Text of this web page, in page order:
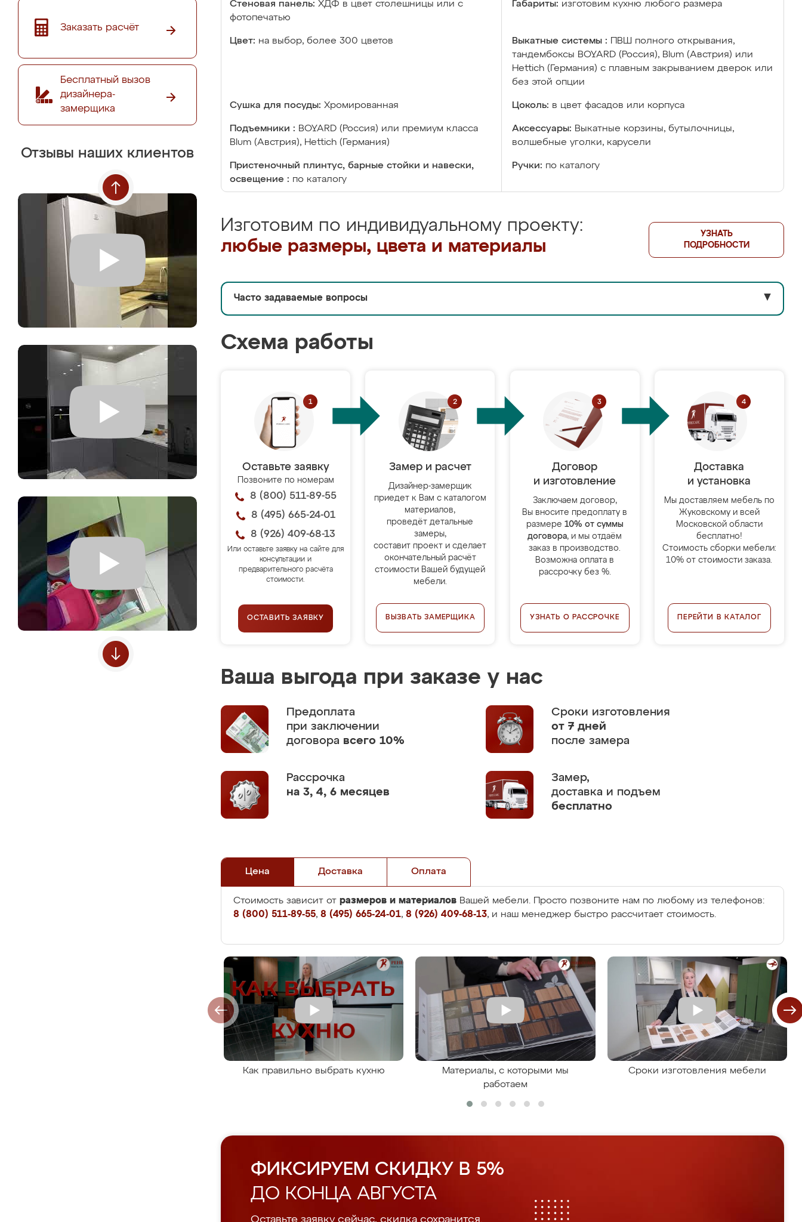
Заказать расчёт
Бесплатный вызов
дизайнера-
замерщика
Отзывы наших клиентов
Стеновая панель: ХДФ в цвет столешницы или с
фотопечатью
Габариты: изготовим кухню любого размера
Цвет: на выбор, более 300 цветов Выкатные системы :
ПВШ полного открывания,
тандембоксы BOYARD (Россия), Blum (Австрия) или
Hettich (Германия) с плавным закрыванием дверок или
без этой опции
Сушка для посуды: Хромированная Цоколь: в цвет фасадов или корпуса
Подъемники : BOYARD (Россия) или премиум класса
Blum (Австрия), Hettich (Германия)
Аксессуары: Выкатные корзины, бутылочницы,
волшебные уголки, карусели
Пристеночный плинтус, барные стойки и навески,
освещение : по каталогу
Ручки: по каталогу
Изготовим по индивидуальному проекту:
любые размеры, цвета и материалы
УЗНАТЬ
ПОДРОБНОСТИ
Часто задаваемые вопросы ▼
Схема работы
Оставьте заявку
Позвоните по номерам
8 (800) 511-89-55
8 (495) 665-24-01
8 (926) 409-68-13
Или оставьте заявку на сайте для
консультации и
предварительного расчёта
стоимости.
ОСТАВИТЬ ЗАЯВКУ
Замер и расчет
Дизайнер-замерщик
приедет к Вам с каталогом
материалов,
проведёт детальные
замеры,
составит проект и сделает
окончательный расчёт
стоимости Вашей будущей
мебели.
ВЫЗВАТЬ ЗАМЕРЩИКА
Договор
и изготовление
Заключаем договор,
Вы вносите предоплату в
размере 10% от суммы
договора, и мы отдаём
заказ в производство.
Возможна оплата в
рассрочку без %.
УЗНАТЬ О РАССРОЧКЕ
Доставка
и установка
Мы доставляем мебель по
Жуковскому и всей
Московской области
бесплатно!
Стоимость сборки мебели:
10% от стоимости заказа.
ПЕРЕЙТИ В КАТАЛОГ
Ваша выгода при заказе у нас
Предоплата
при заключении
договора всего 10%
Сроки изготовления
от 7 дней
после замера
Рассрочка
на 3, 4, 6 месяцев
Замер,
доставка и подъем
бесплатно
Цена Доставка Оплата
Стоимость зависит от размеров и материалов Вашей мебели. Просто позвоните нам по любому из телефонов:
8 (800) 511-89-55, 8 (495) 665-24-01, 8 (926) 409-68-13, и наш менеджер быстро рассчитает стоимость.
Как правильно выбрать кухню
Материалы, с которыми мы
работаем
Сроки изготовления мебели
ФИКСИРУЕМ СКИДКУ В 5%
ДО КОНЦА АВГУСТА
Оставьте заявку сейчас, скидка сохранится.